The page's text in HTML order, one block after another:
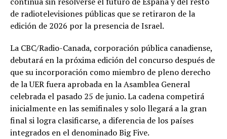
de radiotelevisiones públicas que se retiraron de la
edición de 2026 por la presencia de Israel.
La CBC/Radio-Canada, corporación pública canadiense,
debutará en la próxima edición del concurso después de
que su incorporación como miembro de pleno derecho
de la UER fuera aprobada en la Asamblea General
celebrada el pasado 25 de junio. La cadena competirá
inicialmente en las semifinales y solo llegará a la gran
final si logra clasificarse, a diferencia de los países
integrados en el denominado Big Five.